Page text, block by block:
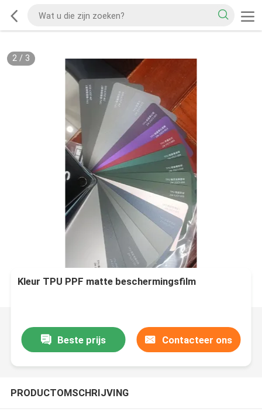
2/ 3
Kleur TPU PPF matte beschermingsfilm
Beste prijs Contacteer ons
PRODUCTOMSCHRIJVING